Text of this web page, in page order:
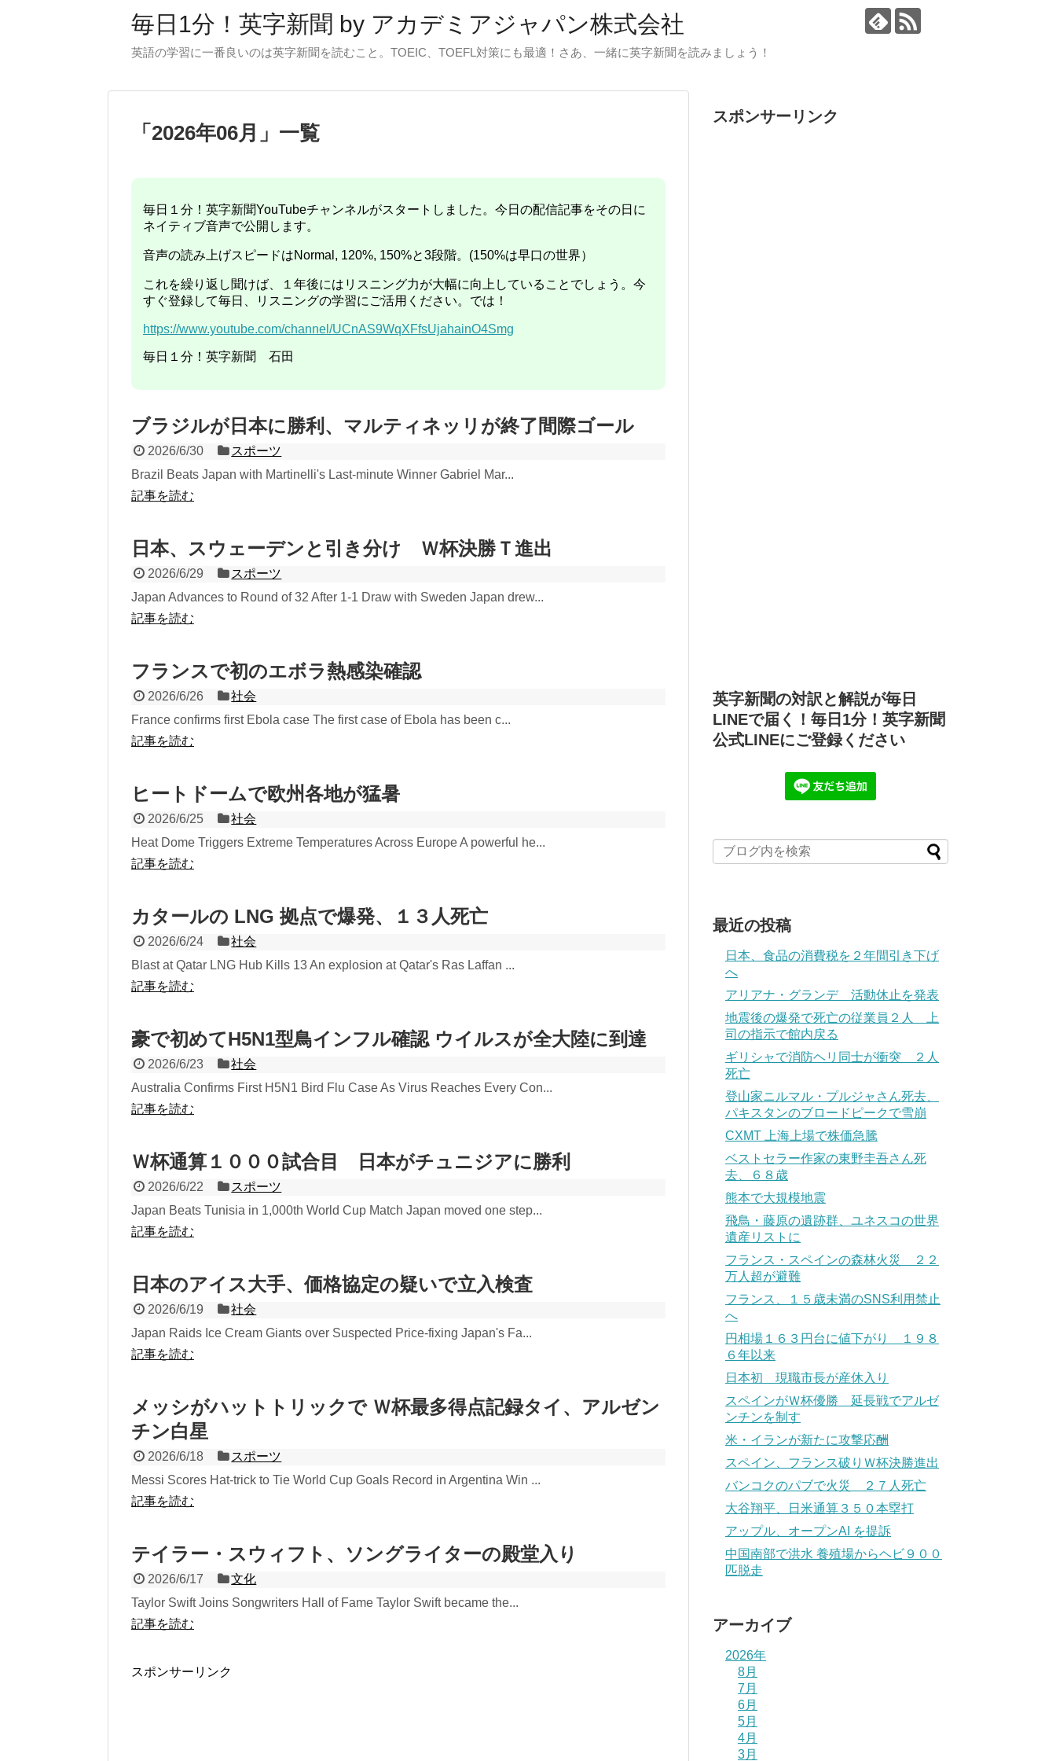
毎日1分！英字新聞 by アカデミアジャパン株式会社
英語の学習に一番良いのは英字新聞を読むこと。TOEIC、TOEFL対策にも最適！さあ、一緒に英字新聞を読みましょう！
「 2026年06月 」 一覧
毎日１分！英字新聞YouTubeチャンネルがスタートしました。今日の配信記事をその日に
ネイティブ音声で公開します。
音声の読み上げスピードはNormal, 120%, 150%と3段階。(150%は早口の世界）
これを繰り返し聞けば、１年後にはリスニング力が大幅に向上していることでしょう。今
すぐ登録して毎日、リスニングの学習にご活用ください。では！
https://www.youtube.com/channel/UCnAS9WqXFfsUjahainO4Smg
毎日１分！英字新聞 石田
ブラジルが日本に勝利、マルティネッリが終了間際ゴール
2026/6/30
スポーツ
Brazil Beats Japan with Martinelli's Last-minute Winner Gabriel Mar...
記事を読む
日本、スウェーデンと引き分け Ｗ杯決勝Ｔ進出
2026/6/29
スポーツ
Japan Advances to Round of 32 After 1-1 Draw with Sweden Japan drew...
記事を読む
フランスで初のエボラ熱感染確認
2026/6/26
社会
France confirms first Ebola case The first case of Ebola has been c...
記事を読む
ヒートドームで欧州各地が猛暑
2026/6/25
社会
Heat Dome Triggers Extreme Temperatures Across Europe A powerful he...
記事を読む
カタールの LNG 拠点で爆発、１３人死亡
2026/6/24
社会
Blast at Qatar LNG Hub Kills 13 An explosion at Qatar's Ras Laffan ...
記事を読む
豪で初めてH5N1型鳥インフル確認 ウイルスが全大陸に到達
2026/6/23
社会
Australia Confirms First H5N1 Bird Flu Case As Virus Reaches Every Con...
記事を読む
Ｗ杯通算１０００試合目 日本がチュニジアに勝利
2026/6/22
スポーツ
Japan Beats Tunisia in 1,000th World Cup Match Japan moved one step...
記事を読む
日本のアイス大手、価格協定の疑いで立入検査
2026/6/19
社会
Japan Raids Ice Cream Giants over Suspected Price-fixing Japan's Fa...
記事を読む
メッシがハットトリックで Ｗ杯最多得点記録タイ、アルゼン
チン白星
2026/6/18
スポーツ
Messi Scores Hat-trick to Tie World Cup Goals Record in Argentina Win ...
記事を読む
テイラー・スウィフト、ソングライターの殿堂入り
2026/6/17
文化
Taylor Swift Joins Songwriters Hall of Fame Taylor Swift became the...
記事を読む
スポンサーリンク
スポンサーリンク
英字新聞の対訳と解説が毎日
LINEで届く！毎日1分！英字新聞
公式LINEにご登録ください
最近の投稿
日本、食品の消費税を２年間引き下げ
へ
アリアナ・グランデ 活動休止を発表
地震後の爆発で死亡の従業員２人 上
司の指示で館内戻る
ギリシャで消防ヘリ同士が衝突 ２人
死亡
登山家ニルマル・プルジャさん死去、
パキスタンのブロードピークで雪崩
CXMT 上海上場で株価急騰
ベストセラー作家の東野圭吾さん死
去、６８歳
熊本で大規模地震
飛鳥・藤原の遺跡群、ユネスコの世界
遺産リストに
フランス・スペインの森林火災 ２２
万人超が避難
フランス、１５歳未満のSNS利用禁止
へ
円相場１６３円台に値下がり １９８
６年以来
日本初 現職市長が産休入り
スペインがＷ杯優勝 延長戦でアルゼ
ンチンを制す
米・イランが新たに攻撃応酬
スペイン、フランス破りＷ杯決勝進出
バンコクのパブで火災 ２７人死亡
大谷翔平、日米通算３５０本塁打
アップル、オープンAI を提訴
中国南部で洪水 養殖場からヘビ９００
匹脱走
アーカイブ
2026年
8月
7月
6月
5月
4月
3月